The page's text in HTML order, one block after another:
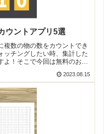
ウントアプリ5選
複数の物の数をカウントでき
ッチングしたい時、集計した
！そこで今回は無料のおす
2023.08.15